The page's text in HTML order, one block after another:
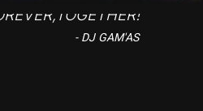
"
- DJ GAM'AS